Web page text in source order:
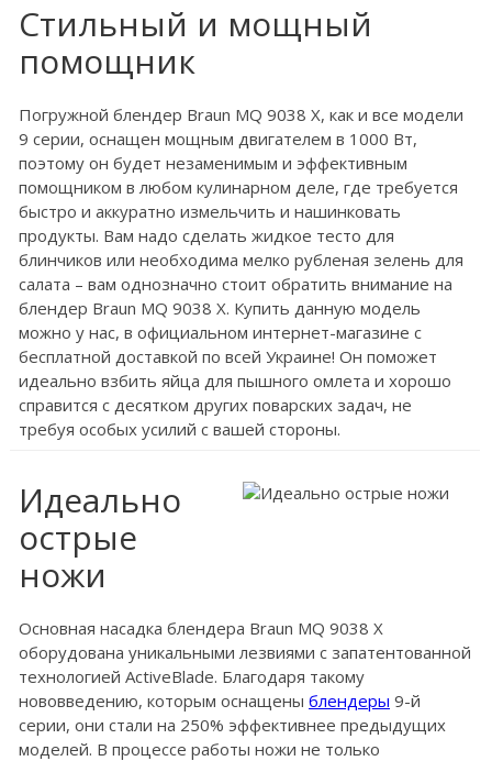
Стильный и мощный
помощник
Погружной блендер Braun MQ 9038 X, как и все модели
9 серии, оснащен мощным двигателем в 1000 Вт,
поэтому он будет незаменимым и эффективным
помощником в любом кулинарном деле, где требуется
быстро и аккуратно измельчить и нашинковать
продукты. Вам надо сделать жидкое тесто для
блинчиков или необходима мелко рубленая зелень для
салата – вам однозначно стоит обратить внимание на
блендер Braun MQ 9038 X. Купить данную модель
можно у нас, в официальном интернет-магазине с
бесплатной доставкой по всей Украине! Он поможет
идеально взбить яйца для пышного омлета и хорошо
справится с десятком других поварских задач, не
требуя особых усилий с вашей стороны.
Идеально
острые
ножи
Основная насадка блендера Braun MQ 9038 X
оборудована уникальными лезвиями с запатентованной
технологией ActiveBlade. Благодаря такому
нововведению, которым оснащеныблендеры 9-й
серии, они стали на 250% эффективнее предыдущих
моделей. В процессе работы ножи не только